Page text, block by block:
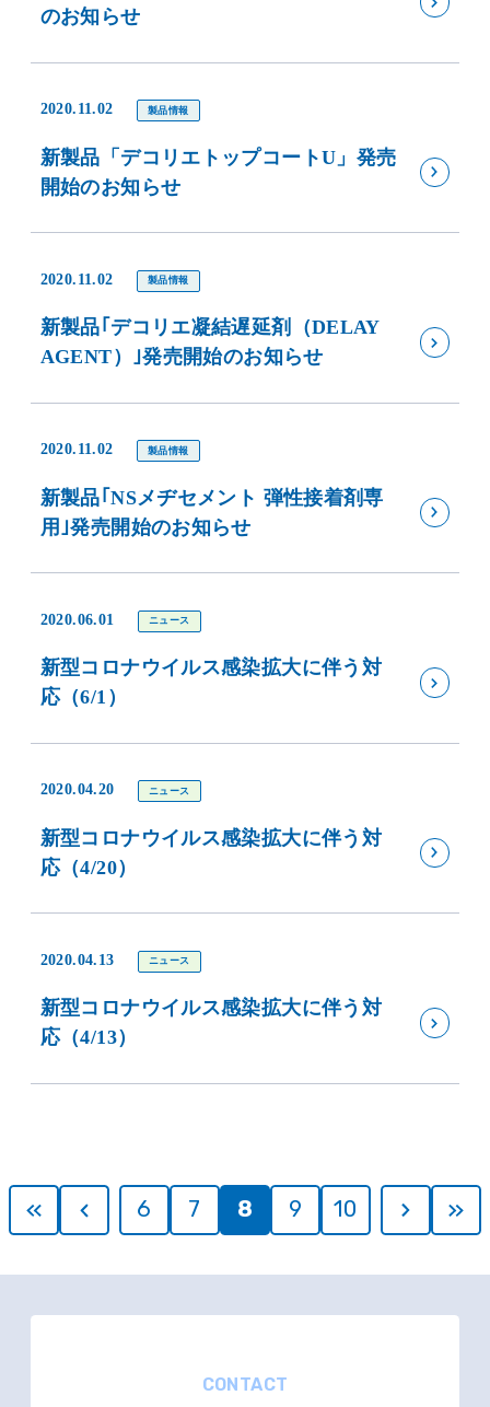
のお知らせ
2020.11.02 製品情報
新製品「デコリエトップコートU」発売
開始のお知らせ
2020.11.02 製品情報
新製品｢デコリエ凝結遅延剤（DELAY
AGENT）｣発売開始のお知らせ
2020.11.02 製品情報
新製品｢NSメヂセメント 弾性接着剤専
用｣発売開始のお知らせ
2020.06.01 ニュース
新型コロナウイルス感染拡大に伴う対
応（6/1）
2020.04.20 ニュース
新型コロナウイルス感染拡大に伴う対
応（4/20）
2020.04.13 ニュース
新型コロナウイルス感染拡大に伴う対
応（4/13）
6 7 8 9 10
CONTACT